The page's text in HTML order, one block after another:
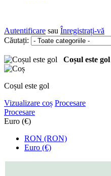
Autentificare sau Înregistrați-vă
Căutați:
Coșul este gol
Coșul este gol
Vizualizare coș Procesare
Procesare
Euro (€)
RON (RON)
Euro (€)